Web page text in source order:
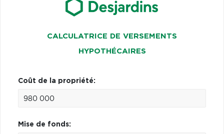
CALCULATRICE DE VERSEMENTS
HYPOTHÉCAIRES
Coût de la propriété:
Mise de fonds: